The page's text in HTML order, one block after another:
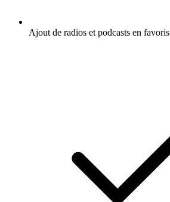
Ajout de radios et podcasts en favoris